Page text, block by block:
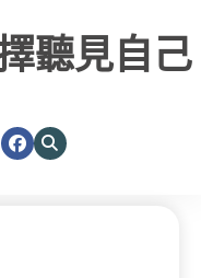
聽見自己